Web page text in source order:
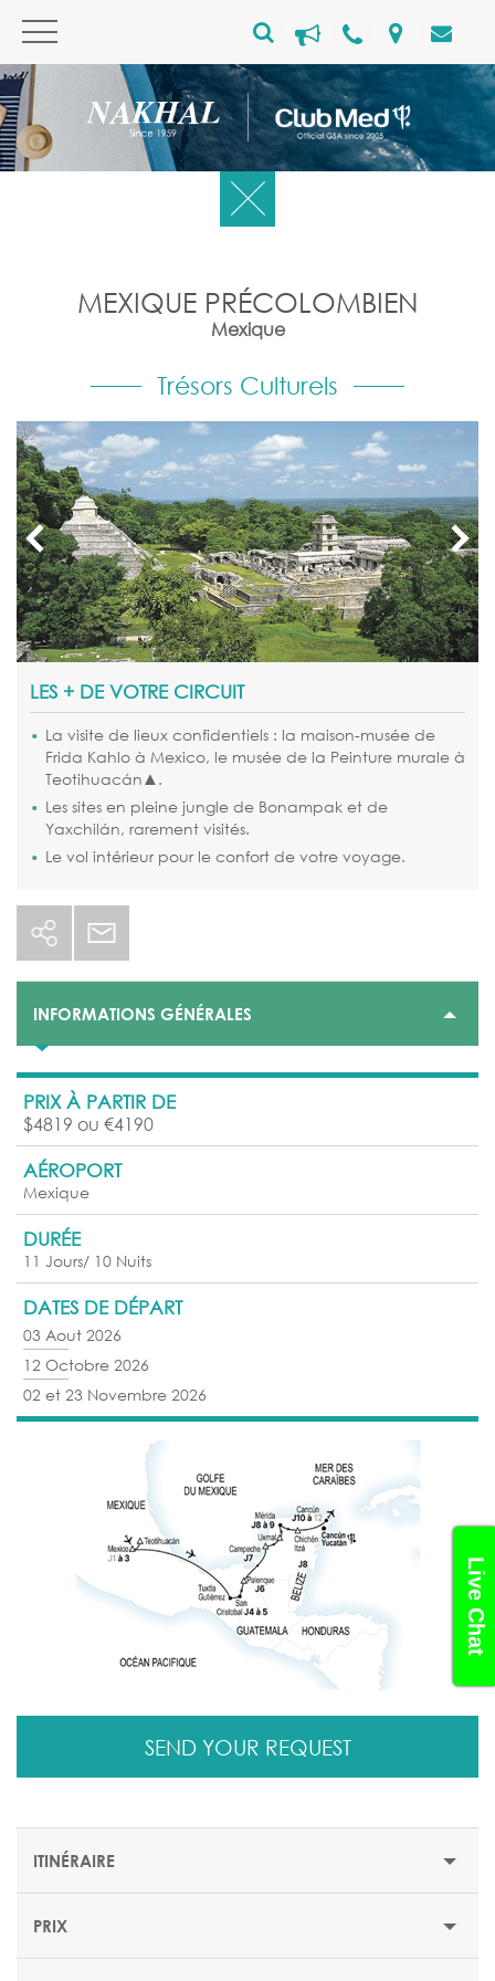
Live Chat
MEXIQUE PRÉCOLOMBIEN
Mexique
Trésors Culturels
LES + DE VOTRE CIRCUIT
La visite de lieux confidentiels : la maison-musée de
Frida Kahlo à Mexico, le musée de la Peinture murale à
Teotihuacán▲.
Les sites en pleine jungle de Bonampak et de
Yaxchilán, rarement visités.
Le vol intérieur pour le confort de votre voyage.
INFORMATIONS GÉNÉRALES
PRIX À PARTIR DE
$4819 ou €4190
AÉROPORT
Mexique
DURÉE
11 Jours/ 10 Nuits
DATES DE DÉPART
03 Aout 2026
12 Octobre 2026
02 et 23 Novembre 2026
SEND YOUR REQUEST
ITINÉRAIRE
Jour 1: Mexico
PRIX